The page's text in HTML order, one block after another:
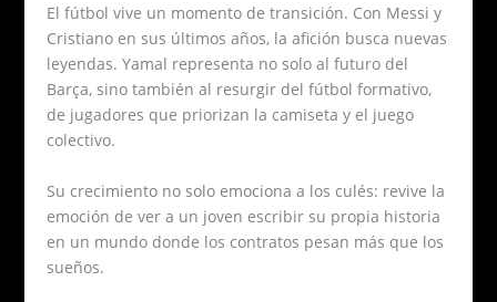
El fútbol vive un momento de transición. Con Messi y
Cristiano en sus últimos años, la afición busca nuevas
leyendas. Yamal representa no solo al futuro del
Barça, sino también al resurgir del fútbol formativo,
de jugadores que priorizan la camiseta y el juego
colectivo.
Su crecimiento no solo emociona a los culés: revive la
emoción de ver a un joven escribir su propia historia
en un mundo donde los contratos pesan más que los
sueños.